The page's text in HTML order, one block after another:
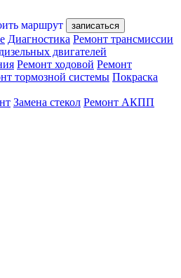
маршрут записаться
Диагностика Ремонт трансмиссии
двигателей
Ремонт ходовой Ремонт
тормозной системы Покраска
Замена стекол Ремонт АКПП